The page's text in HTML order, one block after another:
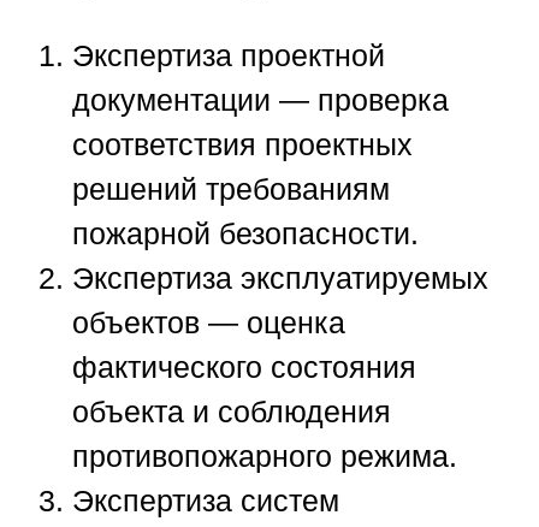
Экспертиза проектной
документации — проверка
соответствия проектных
решений требованиям
пожарной безопасности.
Экспертиза эксплуатируемых
объектов — оценка
фактического состояния
объекта и соблюдения
противопожарного режима.
Экспертиза систем